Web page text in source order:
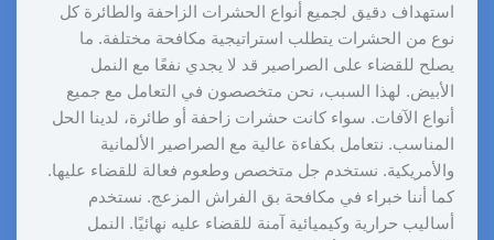
استهداف دقيق لجميع أنواع الحشرات الزاحفة والطائرة كل
نوع من الحشرات يتطلب استراتيجية مكافحة مختلفة. ما
يصلح للقضاء على الصراصير قد لا يجدي نفعًا مع النمل
الأبيض. لهذا السبب، نحن متخصصون في التعامل مع جميع
أنواع الآفات. سواء كانت حشرات زاحفة أو طائرة، لدينا الحل
المناسب. نتعامل بكفاءة عالية مع الصراصير الألمانية
والأمريكية. نستخدم جل متخصص وطعوم فعالة للقضاء عليها.
كما أننا خبراء في مكافحة بق الفراش المزعج. نستخدم
أساليب حرارية وكيميائية آمنة للقضاء عليه نهائيًا. النمل